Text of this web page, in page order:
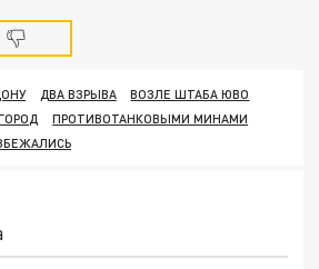
ДВА ВЗРЫВА
ВОЗЛЕ ШТАБА ЮВО
ПРОТИВОТАНКОВЫМИ МИНАМИ